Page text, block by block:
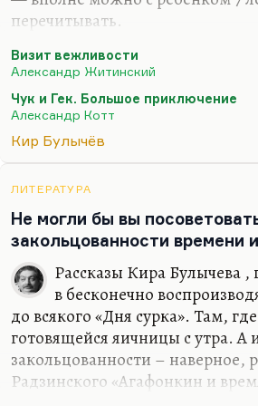
перечитывать.
И конечно, Юрий Коваль —
раз недавно переслушал его
исполнении — это
писатель! Вот был человек
одаренный так многообразно:
потрясающий новеллист. Всё
немножко знал его и очень
многое можно. «Прелестные
Окуджавы очень хорошая
Томин, конечно. Юрий…
Визит вежливости
Александр Житинский
Чук и Гек. Большое приключение
Александр Котт
Кир Булычёв
ЛИТЕРАТУРА
Не могли бы вы
закольцованности времени
Рассказы Кира Булычева ,
в бесконечно
до всякого «Дня сурка». Там,
готовящейся яичницы с утра. А
закольцованности – наверное,
Радзинского «Агафонкин и